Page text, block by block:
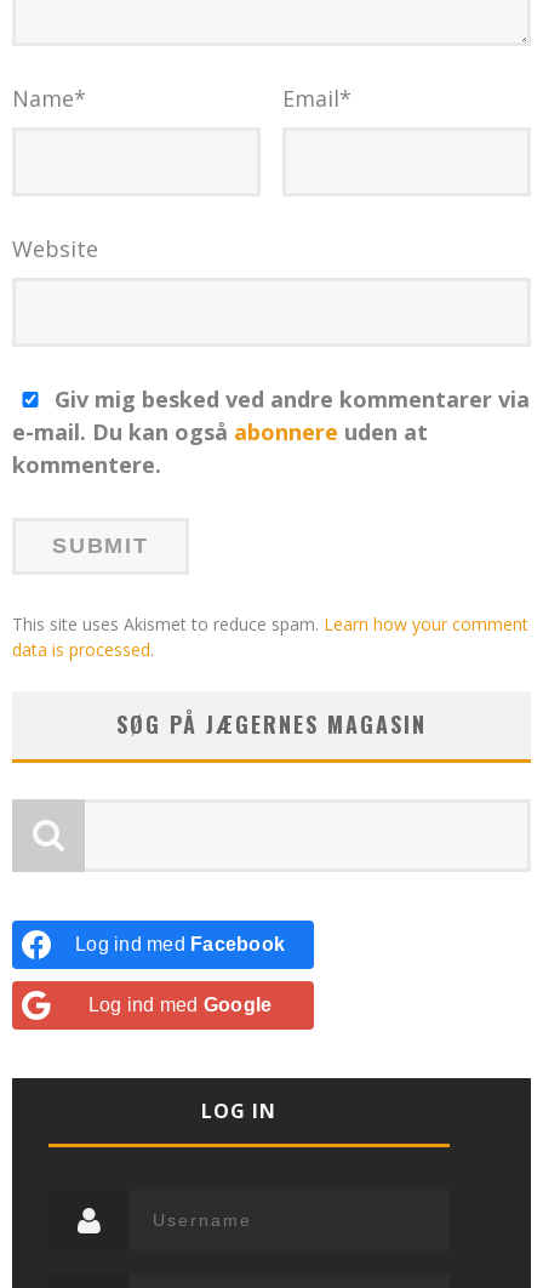
Name* Email*
Website
Giv mig besked ved andre kommentarer via
e-mail. Du kan også abonnere uden at
kommentere.
This site uses Akismet to reduce spam. Learn how your comment
data is processed.
SØG PÅ JÆGERNES MAGASIN
Log ind med Facebook
Log ind med Google
LOG IN